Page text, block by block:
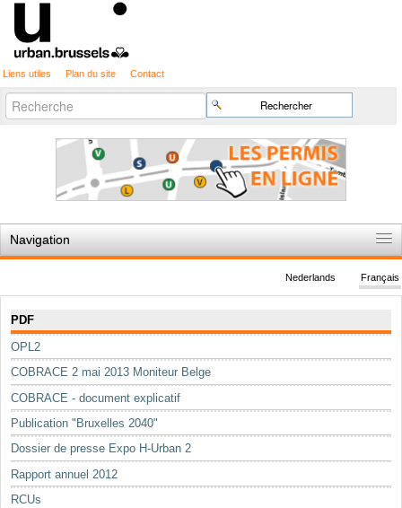
Liens utiles Plan du site Contact
Chercher par
Recherche
avancée…
Navigation
Règles du jeu
Permis d'urbanisme
Cartographie
Etudes et publications
Mots-clés
Renseignements urbanistiques
Français
Nederlands
PDF
OPL2
COBRACE 2 mai 2013 Moniteur Belge
COBRACE - document explicatif
Publication "Bruxelles 2040"
Dossier de presse Expo H-Urban 2
Rapport annuel 2012
RCUs